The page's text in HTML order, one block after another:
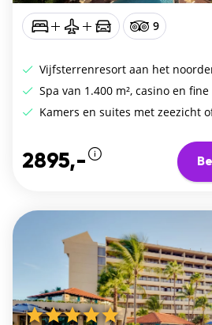
9
Vijfsterrenresort aan het
Spa van 1.400 m², casino en
Kamers en suites met zeezicht
2895,-